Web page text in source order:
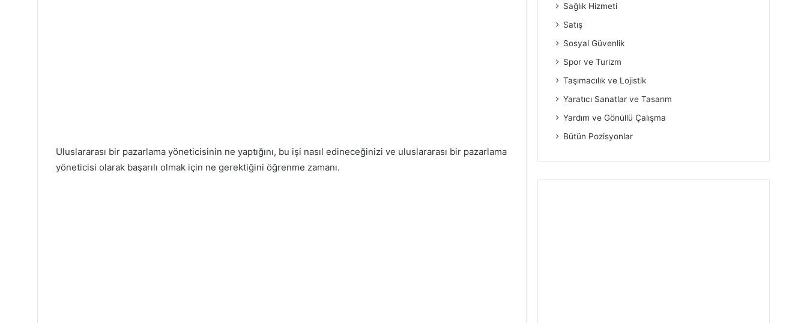
Uluslararası bir pazarlama yöneticisinin ne yaptığını, bu işi nasıl edineceğinizi ve uluslararası bir pazarlama
yöneticisi olarak başarılı olmak için ne gerektiğini öğrenme zamanı.
Sağlık Hizmeti
Satış
Sosyal Güvenlik
Spor ve Turizm
Taşımacılık ve Lojistik
Yaratıcı Sanatlar ve Tasarım
Yardım ve Gönüllü Çalışma
Bütün Pozisyonlar